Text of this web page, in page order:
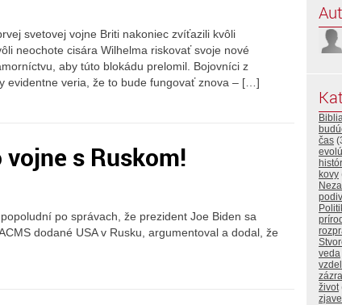
svetovej vojne Briti nakoniec zvíťazili kvôli
neochote cisára Wilhelma riskovať svoje nové
aby túto blokádu prelomil. Bojovníci z
evidentne veria, že to bude fungovať znova – […]
s Ruskom!
po správach, že prezident Joe Biden sa
dodané USA v Rusku, argumentoval a dodal, že
čas
kovy
veda
život